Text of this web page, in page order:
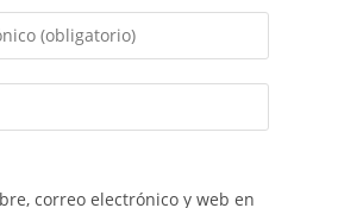
correo electrónico y web en